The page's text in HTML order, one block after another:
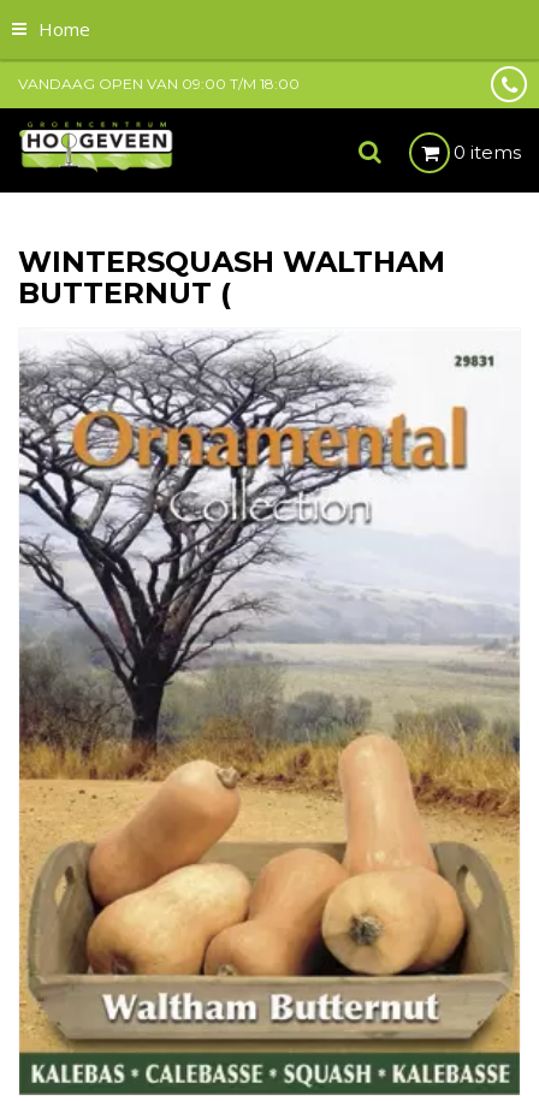
Home
VANDAAG OPEN VAN 09:00 T/M 18:00
0 items
WINTERSQUASH WALTHAM
BUTTERNUT (